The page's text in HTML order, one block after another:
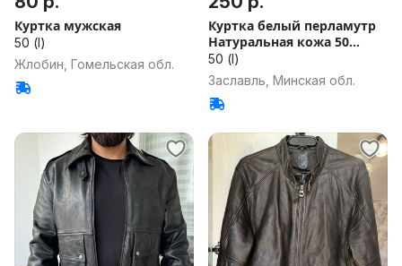
Куртка мужская
50 (l)
Жлобин, Гомельская обл.
Куртка белый перламутр
Натуральная кожа 50
ращмер
50 (l)
Заславль, Минская обл.